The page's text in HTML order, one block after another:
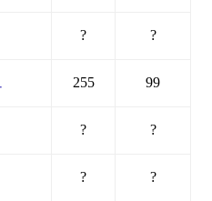
? ?
255 99
? ?
? ?